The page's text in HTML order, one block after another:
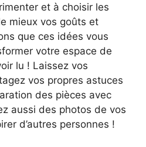
et à choisir les
mieux vos goûts et
que ces idées vous
votre espace de
lu ! Laissez vos
vos propres astuces
des pièces avec
aussi des photos de vos
d’autres personnes !